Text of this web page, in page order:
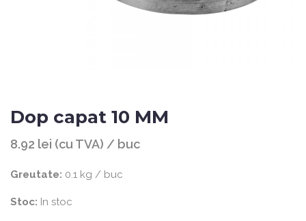
Dop capat 10 MM
8.92 lei (cu TVA) / buc
Greutate: 0.1 kg / buc
Stoc: In stoc